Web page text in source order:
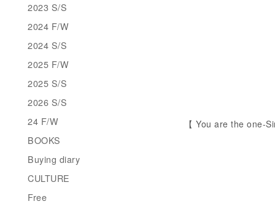
【 You are the one-
2023 S/S
2024 F/W
2024 S/S
2025 F/W
2025 S/S
2026 S/S
24 F/W
BOOKS
Buying diary
CULTURE
Free